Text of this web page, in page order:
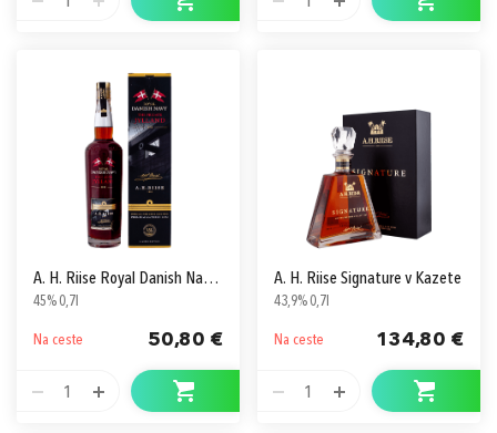
A. H. Riise Royal Danish Navy The Frigate Jylland
45% 0,7l
Na ceste 50,80 €
1
A. H. Riise Signature v Kazete
43,9% 0,7l
Na ceste 134,80 €
1